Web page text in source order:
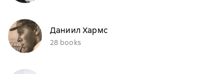
Даниил Хармс
28 books